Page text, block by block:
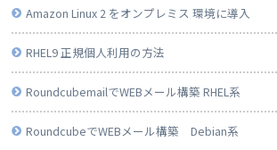
Amazon Linux 2 をオンプレミス 環境に導入
RHEL9 正規個人利用の方法
RoundcubemailでWEBメール構築 RHEL系
RoundcubeでWEBメール構築 Debian系